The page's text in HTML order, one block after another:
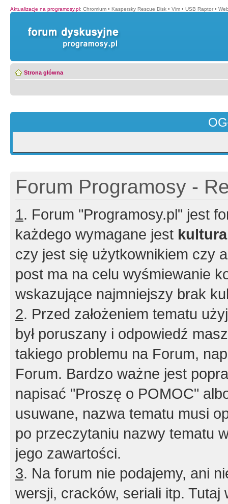
Aktualizacje na programosy.pl: Chromium • Kaspersky Rescue Disk • Vim • USB Raptor •
Strona główna
Forum Programosy -
1. Forum "Programosy.pl" jest
każdego wymagane jest
czy jest się użytkownikiem czy
post ma na celu wyśmiewanie
wskazujące najmniejszy brak
2. Przed założeniem tematu
był poruszany i odpowiedź
takiego problemu na Forum,
Forum. Bardzo ważne jest
napisać "Proszę o POMOC"
usuwane, nazwa tematu musi
po przeczytaniu nazwy tematu
jego zawartości.
3. Na forum nie podajemy, ani
wersji, cracków, seriali itp. Tutaj